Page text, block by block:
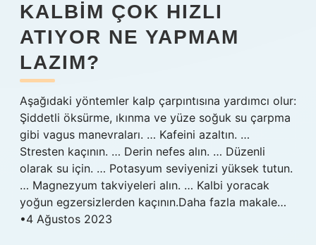
KALBIM ÇOK HIZLI
ATIYOR NE YAPMAM
LAZIM?
Aşağıdaki yöntemler kalp çarpıntısına yardımcı olur:
Şiddetli öksürme, ıkınma ve yüze soğuk su çarpma
gibi vagus manevraları. … Kafeini azaltın. …
Stresten kaçının. … Derin nefes alın. … Düzenli
olarak su için. … Potasyum seviyenizi yüksek tutun.
… Magnezyum takviyeleri alın. … Kalbi yoracak
yoğun egzersizlerden kaçının.Daha fazla makale…
•4 Ağustos 2023